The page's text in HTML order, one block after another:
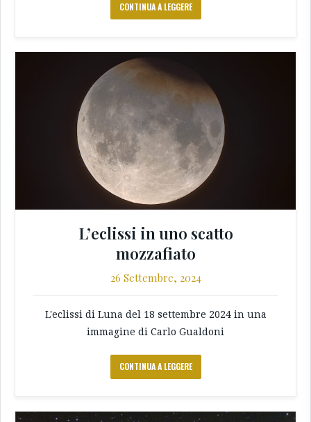
CONTINUA A LEGGERE
L’eclissi in uno scatto
mozzafiato
26 Settembre, 2024
L'eclissi di Luna del 18 settembre 2024 in una
immagine di Carlo Gualdoni
CONTINUA A LEGGERE